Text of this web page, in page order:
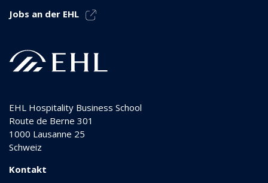
Jobs an der EHL
EHL Hospitality Business School
Route de Berne 301
1000 Lausanne 25
Schweiz
Kontakt